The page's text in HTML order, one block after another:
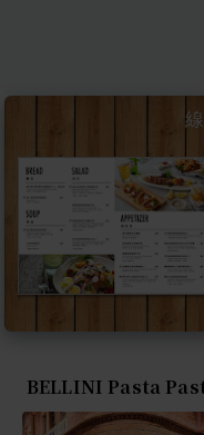
BELLINI Pasta